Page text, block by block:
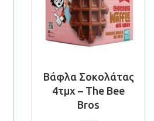
Βάφλα Σοκολάτας
4τμχ – The Bee
Bros